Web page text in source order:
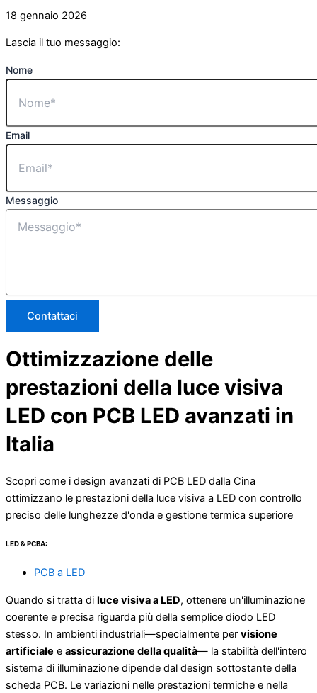
18 gennaio 2026
Lascia il tuo messaggio:
Nome
Email
Messaggio
Contattaci
Ottimizzazione delle
prestazioni della luce visiva
LED con PCB LED avanzati in
Italia
Scopri come i design avanzati di PCB LED dalla Cina
ottimizzano le prestazioni della luce visiva a LED con controllo
preciso delle lunghezze d'onda e gestione termica superiore
LED & PCBA:
PCB a LED
Quando si tratta di luce visiva a LED, ottenere un'illuminazione
coerente e precisa riguarda più della semplice diodo LED
stesso. In ambienti industriali—specialmente per visione
artificiale e assicurazione della qualità— la stabilità dell'intero
sistema di illuminazione dipende dal design sottostante della
scheda PCB. Le variazioni nelle prestazioni termiche e nella